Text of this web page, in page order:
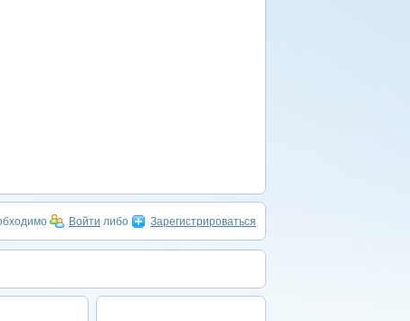
Войти либо Зарегистрироваться